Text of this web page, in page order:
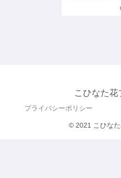
こひなた花
プライバシーポリシー
© 2021 こひなた